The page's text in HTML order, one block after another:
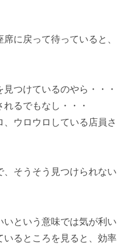
に戻って待っていると、
つけているのやら・・・
るでもなし・・・
ウロウロしている店員さ
そうそう見つけられない
という意味では気が利い
いるところを見ると、効率